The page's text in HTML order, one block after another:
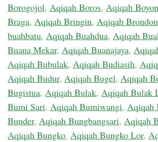
Borogojol, Aqiqah Boros, Aqiqah
Braga, Aqiqah Bringin, Aqiqah
buahbatu, Aqiqah Buahdua, Aqiqah
Buana Mekar, Aqiqah Buanajaya,
Aqiqah Bubulak, Aqiqah Budiasih,
Aqiqah Budur, Aqiqah Bugel, Aqiqah
Bugistua, Aqiqah Bulak, Aqiqah Bulak
Bumi Sari, Aqiqah Bumiwangi, Aqiqah
Bunder, Aqiqah Bungbangsari, Aqiqah
Aqiqah Bungko, Aqiqah Bungko Lor,